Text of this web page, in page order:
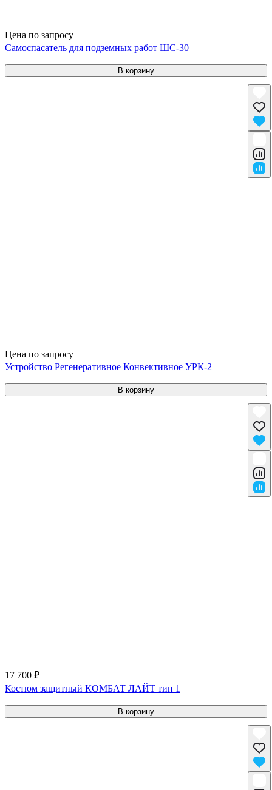
Цена по запросу
Самоспасатель для подземных работ ШС-30
В корзину
Цена по запросу
Устройство Регенеративное Конвективное УРК-2
В корзину
17 700 ₽
Костюм защитный КОМБАТ ЛАЙТ тип 1
В корзину